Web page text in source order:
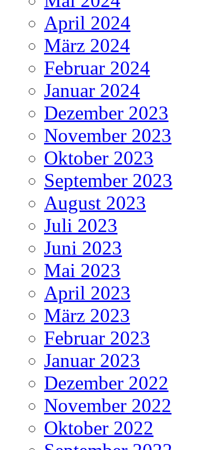
April 2024
März 2024
Februar 2024
Januar 2024
Dezember 2023
November 2023
Oktober 2023
September 2023
August 2023
Juli 2023
Juni 2023
Mai 2023
April 2023
März 2023
Februar 2023
Januar 2023
Dezember 2022
November 2022
Oktober 2022